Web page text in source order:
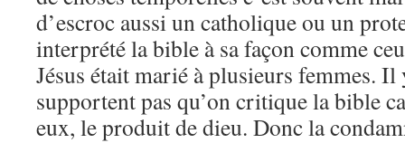
d’escroc aussi un catholique ou un
interprété la bible à sa façon comme
Jésus était marié à plusieurs femmes. Il
supportent pas qu’on critique la bible
eux, le produit de dieu. Donc la